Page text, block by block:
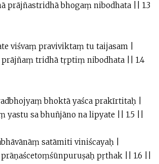
prājñastridhā bhogaṃ nibodhata || 1.3
viśvaṃ praviviktaṃ tu taijasam |
prājñaṃ tridhā tṛptiṃ nibodhata || 1.4
bhoktā yaśca prakīrtitaḥ |
yastu sa bhuñjāno na lipyate || 1.5 ||
satāmiti viniścayaḥ |
pṛthak || 1.6 ||